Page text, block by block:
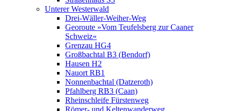
Unterer Westerwald
Drei-Wäller-Weiher-Weg
Georoute »Vom Teufelsberg zur Caaner
Schweiz«
Grenzau HG4
Großbachtal B3 (Bendorf)
Hausen H2
Nauort RB1
Nonnenbachtal (Datzeroth)
Pfahlberg RB3 (Caan)
Rheinschleife Fürstenweg
Römer- und Keltenwanderweg